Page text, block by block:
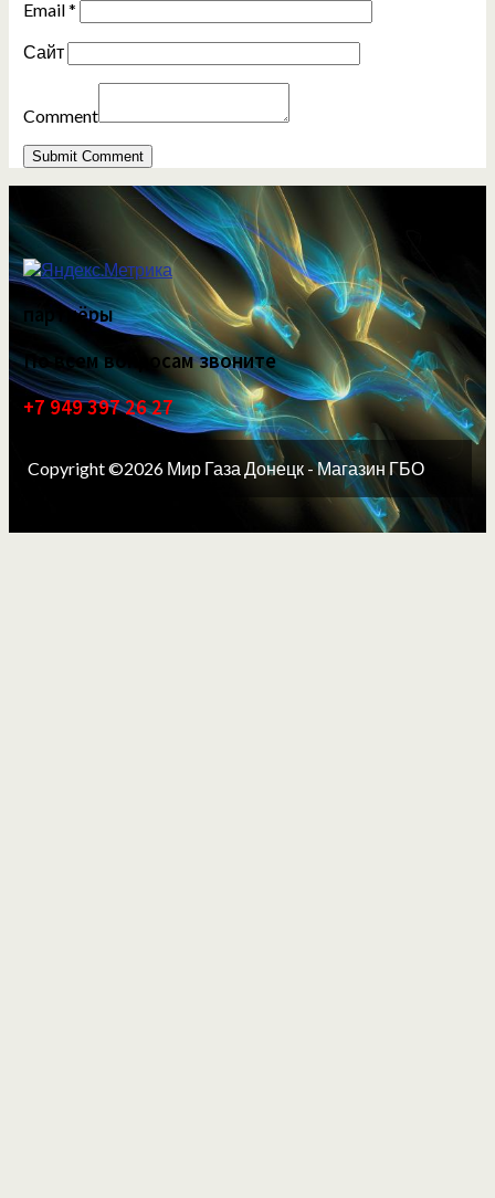
Email*
Сайт
Comment
партнёры
По всем вопросам звоните
+7 949 397 26 27
Copyright ©2026 Мир Газа Донецк - Магазин ГБО